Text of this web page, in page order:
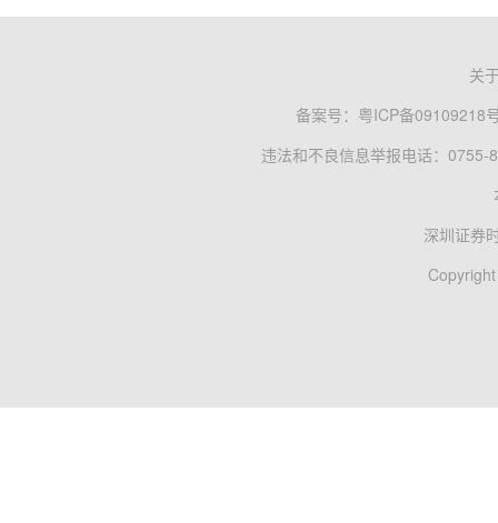
关
备案号： 粤ICP备09109218
违法和不良信息举报电话：0755-
深圳证券